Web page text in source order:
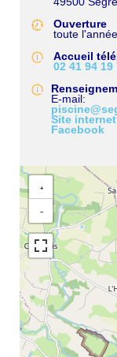
Ouverture
toute
Accueil
02 41 94 19
E-mail
Site internet
Facebook
+
−